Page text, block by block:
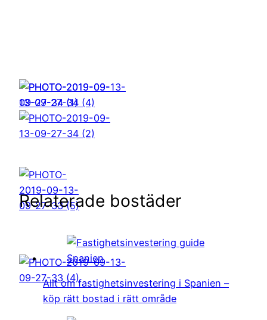
Relaterade bostäder
Allt om fastighetsinvestering i Spanien –
köp rätt bostad i rätt område